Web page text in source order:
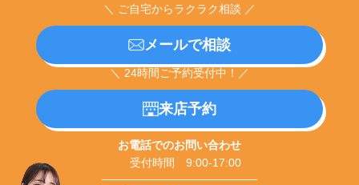
＼ ご自宅からラクラク相談 ／
メールで相談
＼ 24時間ご予約受付中！／
来店予約
お電話でのお問い合わせ
受付時間 9:00-17:00